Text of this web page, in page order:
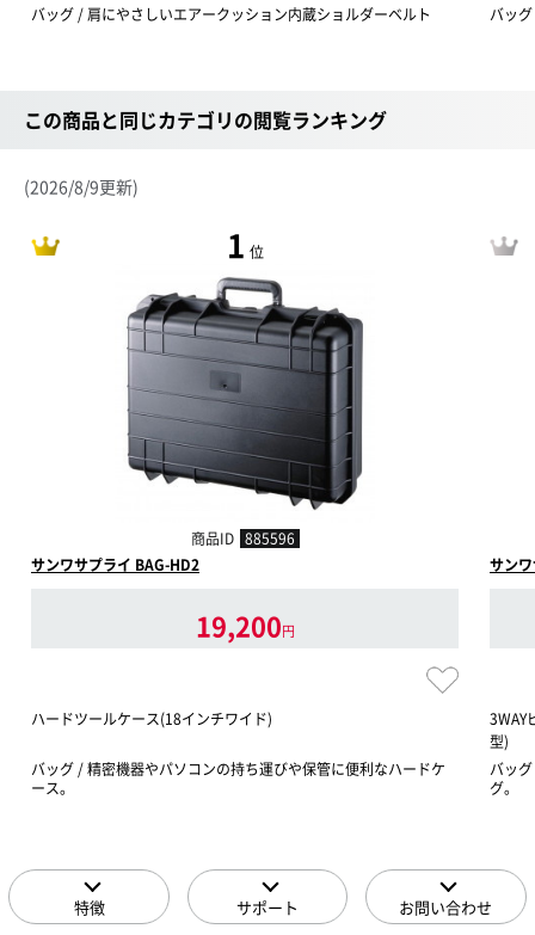
バッグ / 肩にやさしいエアークッション内蔵ショルダーベルト
バッ
この商品と同じカテゴリの閲覧ランキング
(2026/8/9更新)
1 位
商品ID 885596
サンワサプライ BAG-HD2
19,200円
ハードツールケース(18インチワイド)
バッグ / 精密機器やパソコンの持ち運びや保管に便利なハードケ
ース。
サン
3WAY
型)
バッ
グ。
特徴 サポート お問い合わせ